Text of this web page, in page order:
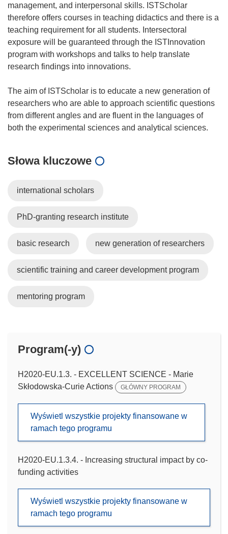
management, and interpersonal skills. ISTScholar
therefore offers courses in teaching didactics and there is a
teaching requirement for all students. Intersectoral
exposure will be guaranteed through the ISTInnovation
program with workshops and talks to help translate
research findings into innovations.
The aim of ISTScholar is to educate a new generation of
researchers who are able to approach scientific questions
from different angles and are fluent in the languages of
Słowa kluczowe
international scholars
PhD-granting research institute
basic research new generation of researchers
scientific training and career development program
mentoring program
Program(-y)
H2020-EU.1.3. - EXCELLENT SCIENCE - Marie
Skłodowska-Curie Actions
GŁÓWNY PROGRAM
Wyświetl wszystkie projekty finansowane w
ramach tego programu
H2020-EU.1.3.4. - Increasing structural impact by co-
funding activities
Wyświetl wszystkie projekty finansowane w
ramach tego programu